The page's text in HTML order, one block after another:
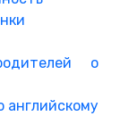
о
английскому